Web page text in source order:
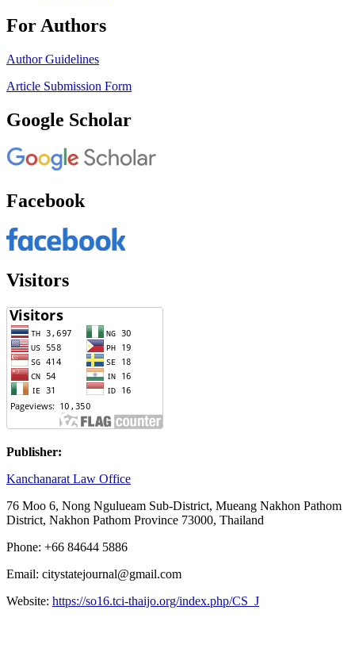
For Authors
Author Guidelines
Article Submission Form
Google Scholar
Facebook
Visitors
Publisher:
Kanchanarat Law Office
76 Moo 6, Nong Ngulueam Sub-District, Mueang Nakhon Pathom
District, Nakhon Pathom Province 73000, Thailand
Phone: +66 84644 5886
Email: citystatejournal@gmail.com
Website: https://so16.tci-thaijo.org/index.php/CS_J